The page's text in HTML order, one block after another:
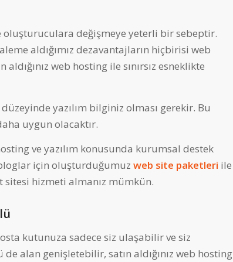
değişmeye yeterli bir sebeptir.
aldığımız dezavantajların hiçbirisi web
web hosting ile sınırsız esneklikte
yazılım bilginiz olması gerekir. Bu
uygun olacaktır.
ve yazılım konusunda kurumsal destek
için oluşturduğumuz web site paketleri ile
sitesi hizmeti almanız mümkün.
kutunuza sadece siz ulaşabilir ve siz
alan genişletebilir, satın aldığınız web hosting